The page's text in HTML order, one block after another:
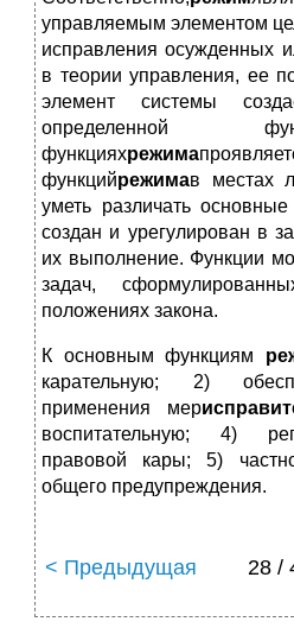
управляемым элементом
исправления осужденных
в теории управления, ее
элемент системы
определенной
функцияхрежима
функцийрежимав местах
уметь различать
создан и урегулирован в
их выполнение. Функции
задач,
положениях закона.
К основным функциям
карательную; 2)
применения мер
воспитательную; 4)
правовой кары; 5)
общего предупреждения.
< Предыдущая 28 /